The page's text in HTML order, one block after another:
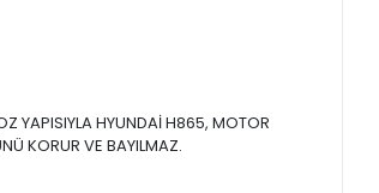
YAPISIYLA HYUNDAİ H865, MOTOR
KORUR VE BAYILMAZ.